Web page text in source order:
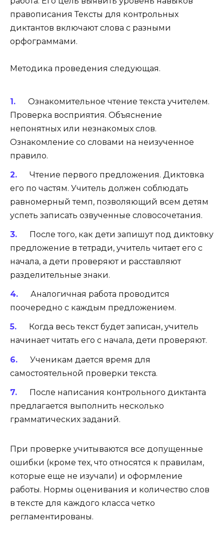
правописания Тексты для контрольных
диктантов включают слова с разными
орфограммами.
Методика проведения следующая.
Ознакомительное чтение текста учителем.
Проверка восприятия. Объяснение
непонятных или незнакомых слов.
Ознакомление со словами на неизученное
правило.
Чтение первого предложения. Диктовка
его по частям. Учитель должен соблюдать
равномерный темп, позволяющий всем детям
успеть записать озвученные словосочетания.
После того, как дети запишут под диктовку
предложение в тетради, учитель читает его с
начала, а дети проверяют и расставляют
разделительные знаки.
Аналогичная работа проводится
поочередно с каждым предложением.
Когда весь текст будет записан, учитель
начинает читать его с начала, дети проверяют.
Ученикам дается время для
самостоятельной проверки текста.
После написания контрольного диктанта
предлагается выполнить несколько
грамматических заданий.
При проверке учитываются все допущенные
ошибки (кроме тех, что относятся к правилам,
которые еще не изучали) и оформление
работы. Нормы оценивания и количество слов
в тексте для каждого класса четко
регламентированы.